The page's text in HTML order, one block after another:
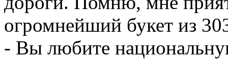
огромнейший букет из
- Вы любите